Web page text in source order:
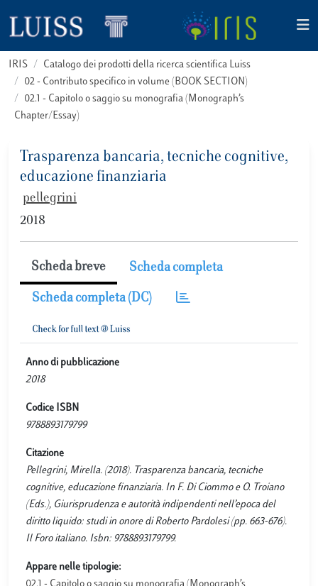
IRIS
Catalogo dei prodotti della ricerca scientifica Luiss
02 - Contributo specifico in volume (BOOK SECTION)
02.1 - Capitolo o saggio su monografia (Monograph’s
Chapter/Essay)
Trasparenza bancaria, tecniche cognitive,
educazione finanziaria
pellegrini
2018
Scheda breve Scheda completa
Scheda completa (DC)
Anno di pubblicazione
2018
Codice ISBN
9788893179799
Citazione
Pellegrini, Mirella. (2018). Trasparenza bancaria, tecniche
cognitive, educazione finanziaria. In F. Di Ciommo e O. Troiano
(Eds.), Giurisprudenza e autorità indipendenti nell’epoca del
diritto liquido: studi in onore di Roberto Pardolesi (pp. 663-676).
Il Foro italiano. Isbn: 9788893179799.
Appare nelle tipologie: